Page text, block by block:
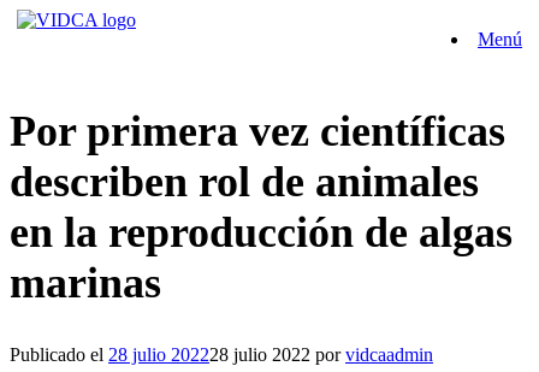
Saltar
Menú
Por primera vez científicas
describen rol de animales
en la reproducción de algas
marinas
Publicado el 28 julio 202228 julio 2022 porvidcaadmin